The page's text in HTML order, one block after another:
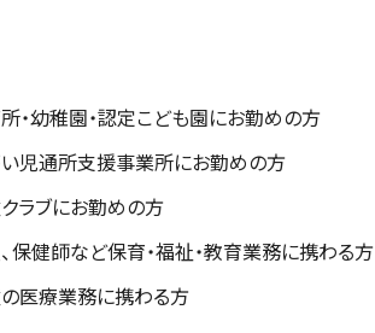
・幼稚園・認定こども園にお勤めの方
児通所支援事業所にお勤めの方
ラブにお勤めの方
保健師など保育・福祉・教育業務に携わる方
医療業務に携わる方